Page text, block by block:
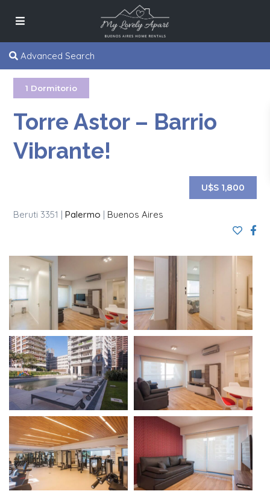
Advanced Search
1 Dormitorio
Torre Astor – Barrio
Vibrante!
U$S 1,800
Beruti 3351 |Palermo | Buenos Aires